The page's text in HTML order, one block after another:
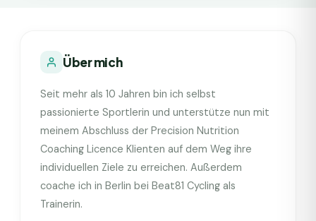
Über mich
Seit mehr als 10 Jahren bin ich selbst
passionierte Sportlerin und unterstütze nun mit
meinem Abschluss der Precision Nutrition
Coaching Licence Klienten auf dem Weg ihre
individuellen Ziele zu erreichen. Außerdem
coache ich in Berlin bei Beat81 Cycling als
Trainerin.